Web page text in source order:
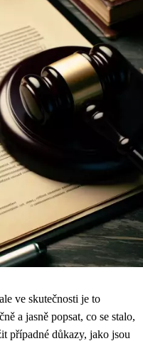
ve skutečnosti je to
a jasně popsat, co se stalo,
případné důkazy, jako jsou